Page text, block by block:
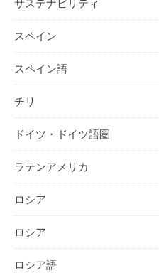
サステナビリティ
スペイン
スペイン語
チリ
ドイツ・ドイツ語圏
ラテンアメリカ
ロシア
ロシア
ロシア語